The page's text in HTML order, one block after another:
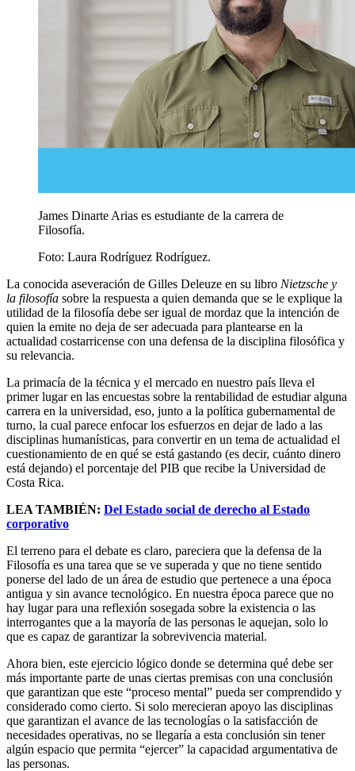
James Dinarte Arias es estudiante de la carrera de
Filosofía.
Foto: Laura Rodríguez Rodríguez.
La conocida aseveración de Gilles Deleuze en su libro Nietzsche y
la filosofía sobre la respuesta a quien demanda que se le explique la
utilidad de la filosofía debe ser igual de mordaz que la intención de
quien la emite no deja de ser adecuada para plantearse en la
actualidad costarricense con una defensa de la disciplina filosófica y
su relevancia.
La primacía de la técnica y el mercado en nuestro país lleva el
primer lugar en las encuestas sobre la rentabilidad de estudiar alguna
carrera en la universidad, eso, junto a la política gubernamental de
turno, la cual parece enfocar los esfuerzos en dejar de lado a las
disciplinas humanísticas, para convertir en un tema de actualidad el
cuestionamiento de en qué se está gastando (es decir, cuánto dinero
está dejando) el porcentaje del PIB que recibe la Universidad de
Costa Rica.
LEA TAMBIÉN: Del Estado social de derecho al Estado
corporativo
El terreno para el debate es claro, pareciera que la defensa de la
Filosofía es una tarea que se ve superada y que no tiene sentido
ponerse del lado de un área de estudio que pertenece a una época
antigua y sin avance tecnológico. En nuestra época parece que no
hay lugar para una reflexión sosegada sobre la existencia o las
interrogantes que a la mayoría de las personas le aquejan, solo lo
que es capaz de garantizar la sobrevivencia material.
Ahora bien, este ejercicio lógico donde se determina qué debe ser
más importante parte de unas ciertas premisas con una conclusión
que garantizan que este “proceso mental” pueda ser comprendido y
considerado como cierto. Si solo merecieran apoyo las disciplinas
que garantizan el avance de las tecnologías o la satisfacción de
necesidades operativas, no se llegaría a esta conclusión sin tener
algún espacio que permita “ejercer” la capacidad argumentativa de
las personas.